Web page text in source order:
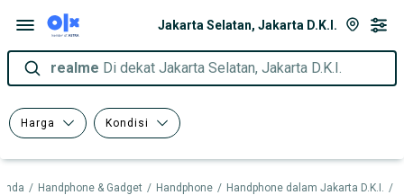
Jakarta Selatan, Jakarta D.K.I.
realme Di dekat Jakarta Selatan, Jakarta D.K.I.
Harga Kondisi
/ Handphone & Gadget / Handphone / Handphone dalam Jakarta D.K.I. /